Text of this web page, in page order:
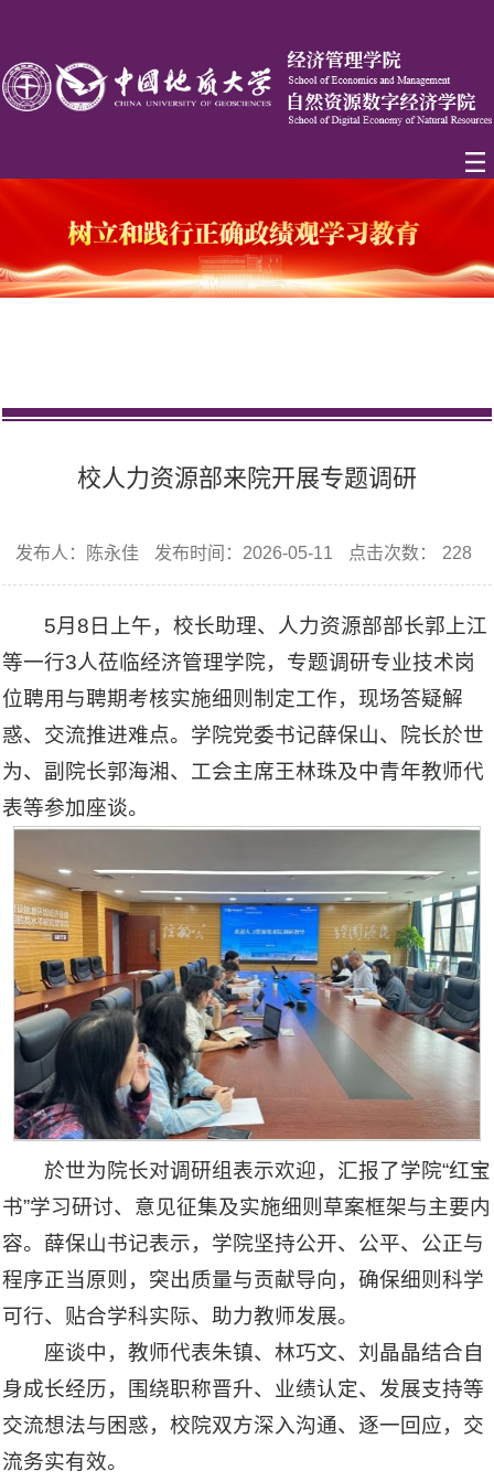
校人力资源部来院开展专题调研
发布人：陈永佳 发布时间：2026-05-11 点击次数： 228
5月8日上午，校长助理、人力资源部部长郭上江
等一行3人莅临经济管理学院，专题调研专业技术岗
位聘用与聘期考核实施细则制定工作，现场答疑解
惑、交流推进难点。学院党委书记薛保山、院长於世
为、副院长郭海湘、工会主席王林珠及中青年教师代
表等参加座谈。
於世为院长对调研组表示欢迎，汇报了学院“红宝
书”学习研讨、意见征集及实施细则草案框架与主要内
容。薛保山书记表示，学院坚持公开、公平、公正与
程序正当原则，突出质量与贡献导向，确保细则科学
可行、贴合学科实际、助力教师发展。
座谈中，教师代表朱镇、林巧文、刘晶晶结合自
身成长经历，围绕职称晋升、业绩认定、发展支持等
交流想法与困惑，校院双方深入沟通、逐一回应，交
流务实有效。